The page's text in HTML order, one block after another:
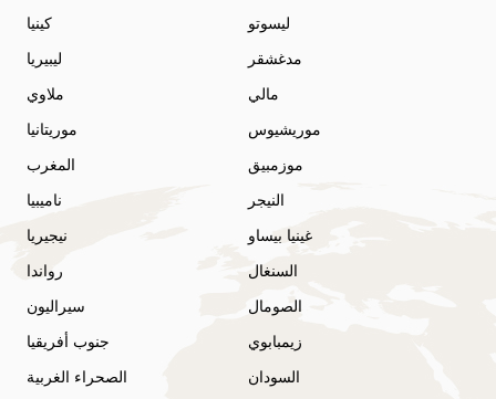
كينيا
ليسوتو
ليبيريا
مدغشقر
ملاوي
مالي
موريتانيا
موريشيوس
المغرب
موزمبيق
ناميبيا
النيجر
نيجيريا
غينيا بيساو
رواندا
السنغال
سيراليون
الصومال
جنوب أفريقيا
زيمبابوي
الصحراء الغربية
السودان